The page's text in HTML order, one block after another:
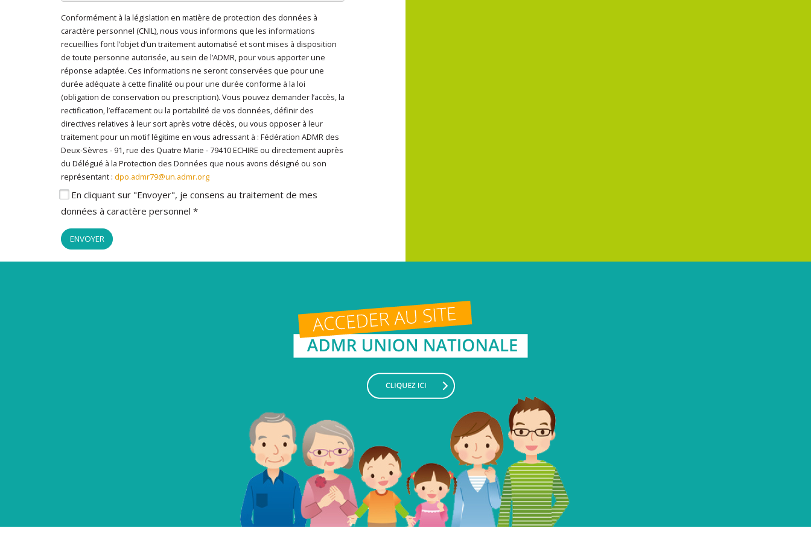
En cliquant sur "Envoyer", je consens au traitement de mes données à
caractère personnel*
Conformément à la législation en matière de protection des données à
caractère personnel (CNIL), nous vous informons que les informations
recueillies font l’objet d’un traitement automatisé et sont mises à disposition
de toute personne autorisée, au sein de l’ADMR, pour vous apporter une
réponse adaptée. Ces informations ne seront conservées que pour une
durée adéquate à cette finalité ou pour une durée conforme à la loi
(obligation de conservation ou prescription). Vous pouvez demander l’accès, la
rectification, l’effacement ou la portabilité de vos données, définir des
directives relatives à leur sort après votre décès, ou vous opposer à leur
traitement pour un motif légitime en vous adressant à : Fédération ADMR des
Deux-Sèvres - 91, rue des Quatre Marie - 79410 ECHIRE ou directement auprès
du Délégué à la Protection des Données que nous avons désigné ou son
représentant : dpo.admr79@un.admr.org
En cliquant sur "Envoyer", je consens au traitement de mes
données à caractère personnel *